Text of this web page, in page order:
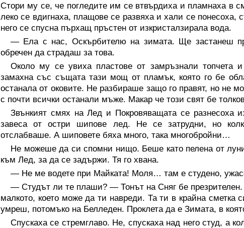
Стори му се, че погледите им се втвърдиха и пламнаха в
леко се вдигнаха, плащове се развяха и хали се
него се спусна пърхащ пръстен от изкристалзирала вода.
— Ела с нас, Оскърбителю на зимата. Ще застанеш
обречен да страдаш за това.
Около му се увиха пластове от замръзнали топчета
замахна със същата тази мощ от пламък, която го бе
останала от оковите. Не разбираше защо го правят, но не
с почти всички останали мъже. Макар че този свят бе
Звънкият смях на Лед и Покровяващата се разнесоха
завеса от остри шипове лед. Не се затрудни, но
отслабваше. А шиповете бяха много, така многобройни…
Не можеше да си спомни нищо. Беше като пелена от
към Лед, за да се задържи. Тя го хвана.
— Не ме водете при Майката! Моля… там е студено,
— Студът ли те плаши? — Тонът на Сняг бе
малкото, което може да ти навреди. Та ти в крайна сметка
умреш, потомъко на Белледен. Проклета да е Зимата, в
Спускаха се стремглаво. Не, спускаха над него студ, а